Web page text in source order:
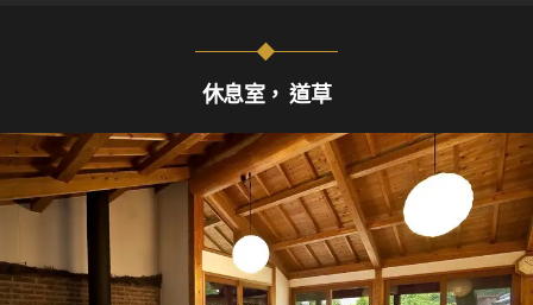
休息室， 道草